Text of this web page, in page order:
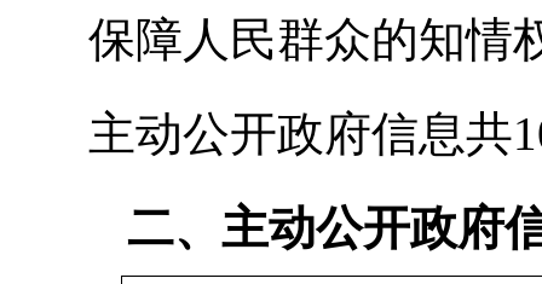
保障人民群众的知情
主动公开政府信息共
二、主动公开政府